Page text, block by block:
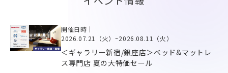
開催日時｜
2026.07.21（火） ~2026.08.11（火）
＜ギャラリー新宿/銀座店＞ベッド&マットレ
ス専門店 夏の大特価セール